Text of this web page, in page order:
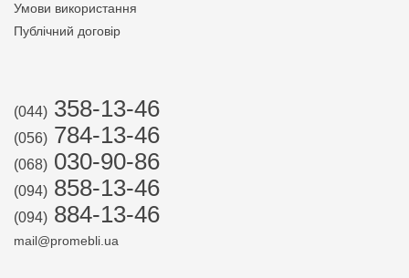
Умови використання
Публічний договір
(044) 358-13-46
(056) 784-13-46
(068) 030-90-86
(094) 858-13-46
(094) 884-13-46
mail@promebli.ua